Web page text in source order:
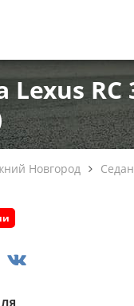
Lexus
Новгород